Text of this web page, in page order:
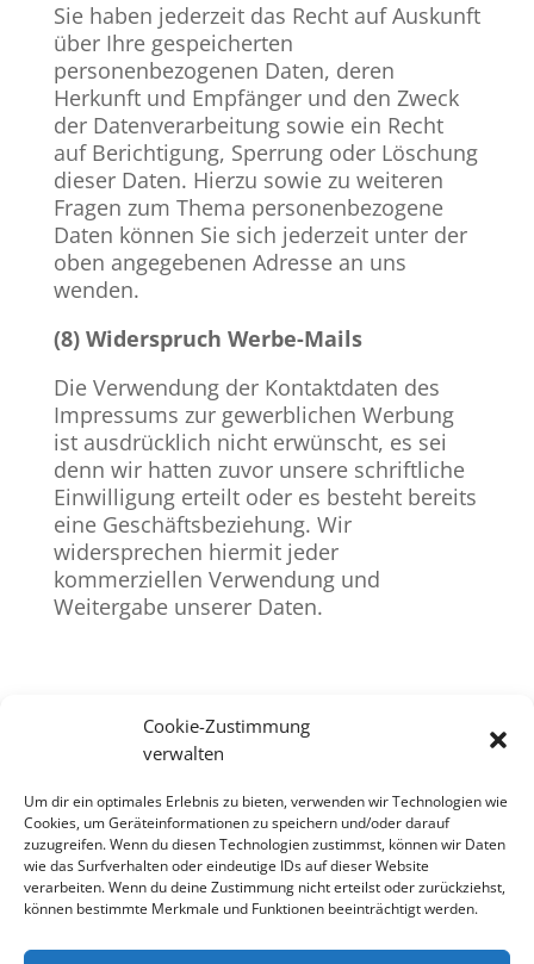
Cookie-Zustimmung
verwalten
Um dir ein optimales Erlebnis zu bieten, verwenden wir Technologien wie
Cookies, um Geräteinformationen zu speichern und/oder darauf
zuzugreifen. Wenn du diesen Technologien zustimmst, können wir Daten
wie das Surfverhalten oder eindeutige IDs auf dieser Website
verarbeiten. Wenn du deine Zustimmung nicht erteilst oder zurückziehst,
können bestimmte Merkmale und Funktionen beeinträchtigt werden.
Sie haben jederzeit das Recht auf Auskunft
über Ihre gespeicherten
personenbezogenen Daten, deren
Herkunft und Empfänger und den Zweck
der Datenverarbeitung sowie ein Recht
auf Berichtigung, Sperrung oder Löschung
dieser Daten. Hierzu sowie zu weiteren
Fragen zum Thema personenbezogene
Daten können Sie sich jederzeit unter der
oben angegebenen Adresse an uns
wenden.
(8) Widerspruch Werbe-Mails
Die Verwendung der Kontaktdaten des
Impressums zur gewerblichen Werbung
ist ausdrücklich nicht erwünscht, es sei
denn wir hatten zuvor unsere schriftliche
Einwilligung erteilt oder es besteht bereits
eine Geschäftsbeziehung. Wir
widersprechen hiermit jeder
kommerziellen Verwendung und
Weitergabe unserer Daten.